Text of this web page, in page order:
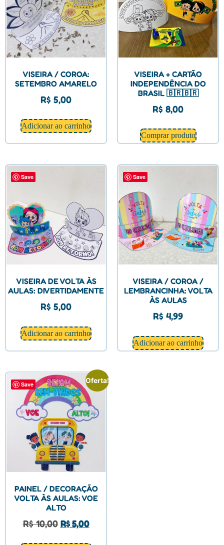
VISEIRA / COROA:
SETEMBRO AMARELO
R$ 5,00
Adicionar ao carrinho
VISEIRA + CARTÃO
INDEPENDÊNCIA DO
BRASIL 🇧🇷🇧🇷
R$ 8,00
Comprar produto
Save
VISEIRA DE VOLTA ÀS
AULAS: DIVERTIDAMENTE
R$ 5,00
Adicionar ao carrinho
Save
VISEIRA / COROA /
LEMBRANCINHA: VOLTA
ÀS AULAS
R$ 4,99
Adicionar ao carrinho
Save Oferta!
PAINEL / DECORAÇÃO
VOLTA ÀS AULAS: VOE
ALTO
R$10,00 R$5,00